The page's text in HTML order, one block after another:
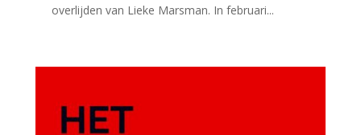
overlijden van Lieke Marsman. In februari...